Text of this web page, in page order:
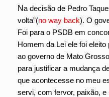
Na decisão de Pedro
volta”(no way back). O
Foi para o PSDB em
Homem da Lei ele foi
ao governo de Mato
para justificar a mudança
que acontecesse no meu
servi, com fervor, paixão,